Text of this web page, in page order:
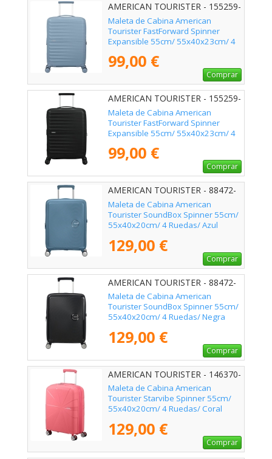
AMERICAN TOURISTER - 155259-
1827
Maleta de Cabina American
Tourister FastForward Spinner
Expansible 55cm/ 55x40x23cm/ 4
99,00 €
Comprar
AMERICAN TOURISTER - 155259-
361E
Maleta de Cabina American
Tourister FastForward Spinner
Expansible 55cm/ 55x40x23cm/ 4
99,00 €
Comprar
AMERICAN TOURISTER - 88472-
E612
Maleta de Cabina American
Tourister SoundBox Spinner 55cm/
55x40x20cm/ 4 Ruedas/ Azul
129,00 €
Comprar
AMERICAN TOURISTER - 88472-
1027
Maleta de Cabina American
Tourister SoundBox Spinner 55cm/
55x40x20cm/ 4 Ruedas/ Negra
129,00 €
Comprar
AMERICAN TOURISTER - 146370-
A039
Maleta de Cabina American
Tourister Starvibe Spinner 55cm/
55x40x20cm/ 4 Ruedas/ Coral
129,00 €
Comprar